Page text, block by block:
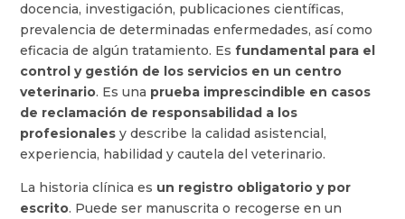
docencia, investigación, publicaciones científicas,
prevalencia de determinadas enfermedades, así como
eficacia de algún tratamiento. Esfundamental para el
control y gestión de los servicios en un centro
veterinario. Es una prueba imprescindible en casos
de reclamación de responsabilidad a los
profesionales y describe la calidad asistencial,
experiencia, habilidad y cautela del veterinario.
La historia clínica es un registro obligatorio y por
escrito. Puede ser manuscrita o recogerse en un